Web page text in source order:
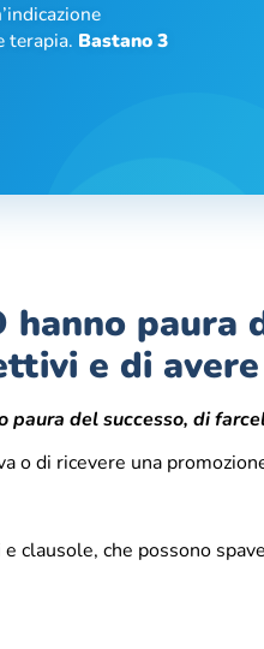
terapia. Bastano 3
hanno paura
e di avere
paura del successo, di
o di ricevere una
clausole, che possono